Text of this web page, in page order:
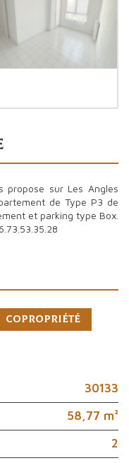
propose sur Les Angles
de Type P3 de
et parking type Box.
Copropriété
30133
58,77 m²
2